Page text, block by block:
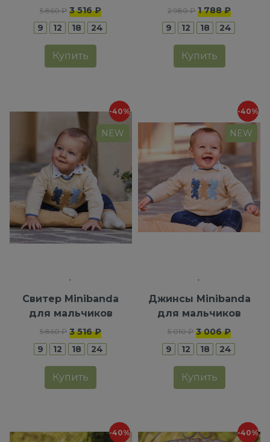
5 860 ₽ 3 516 ₽
9
12 18 24
Купить
мальчиков
2 980 ₽ 1 788 ₽
9
12 18 24
Купить
-40%
NEW
Свитер Minibanda
для мальчиков
5 860 ₽ 3 516 ₽
9
12 18 24
Купить
-40%
NEW
Джинсы Minibanda
для мальчиков
5 010 ₽ 3 006 ₽
9
12 18 24
Купить
-40% -40%